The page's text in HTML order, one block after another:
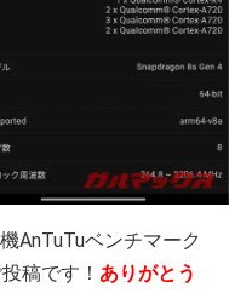
AnTuTuベンチマーク
稿です！ ありがとう